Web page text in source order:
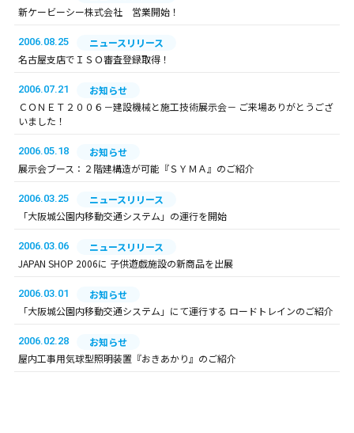
新ケービーシー株式会社 営業開始！
2006.08.25
ニュースリリース
名古屋支店でＩＳＯ審査登録取得！
2006.07.21
お知らせ
ＣＯＮＥＴ２００６－建設機械と施工技術展示会－ ご来場ありがとうござ
いました！
2006.05.18
お知らせ
展示会ブース：２階建構造が可能『ＳＹＭＡ』のご紹介
2006.03.25
ニュースリリース
「大阪城公園内移動交通システム」の運行を開始
2006.03.06
ニュースリリース
JAPAN SHOP 2006に 子供遊戯施設の新商品を出展
2006.03.01
お知らせ
「大阪城公園内移動交通システム」にて運行する ロードトレインのご紹介
2006.02.28
お知らせ
屋内工事用気球型照明装置『おきあかり』のご紹介